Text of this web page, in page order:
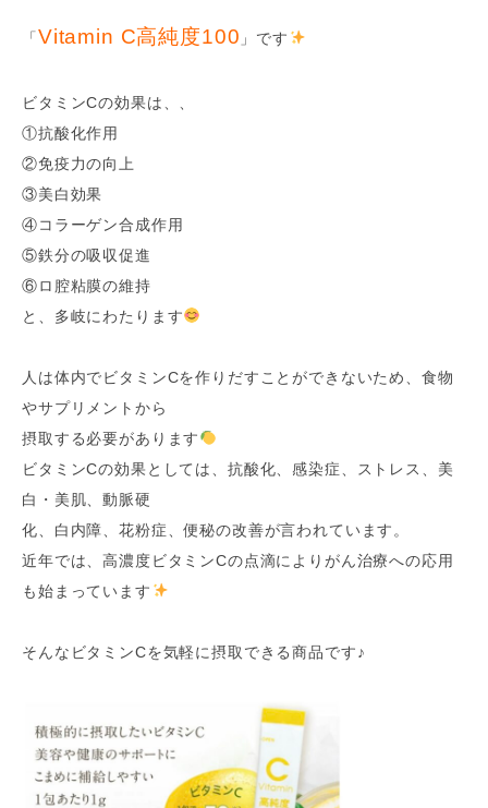
「Vitamin C高純度100 」です
ビタミンCの効果は、、
①抗酸化作用
②免疫力の向上
③美白効果
④コラーゲン合成作用
⑤鉄分の吸収促進
⑥ロ腔粘膜の維持
と、多岐にわたります
人は体内でビタミンCを作りだすことができないため、食物
やサプリメントから
摂取する必要があります
ビタミンCの効果としては、抗酸化、感染症、ストレス、美
白・美肌、動脈硬
化、白内障、花粉症、便秘の改善が言われています。
近年では、高濃度ビタミンCの点滴によりがん治療への応用
も始まっています
そんなビタミンCを気軽に摂取できる商品です♪